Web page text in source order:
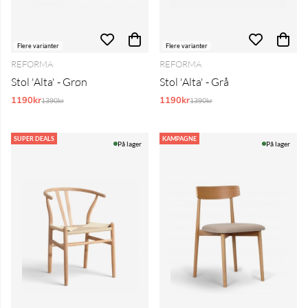
Flere varianter
REFORMA
Stol 'Alta' - Grøn
1190krNormalpris:
1390kr
Flere varianter
REFORMA
Stol 'Alta' - Grå
1190krNormalpris:
1390kr
SUPER DEALS
På lager
KAMPAGNE
På lager